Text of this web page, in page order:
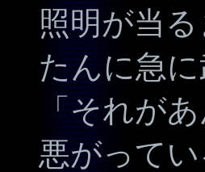
照明が当
たんに急
「それが
悪がって